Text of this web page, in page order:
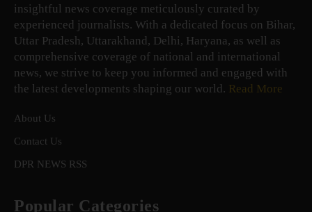
insightful news coverage meticulously curated by
experienced journalists. With a dedicated focus on Bihar,
Uttar Pradesh, Uttarakhand, Delhi, Haryana, as well as
comprehensive coverage of national and international
news, we strive to keep you informed and engaged with
the latest developments shaping our world. Read More
About Us
Contact Us
DPR NEWS RSS
Popular Categories